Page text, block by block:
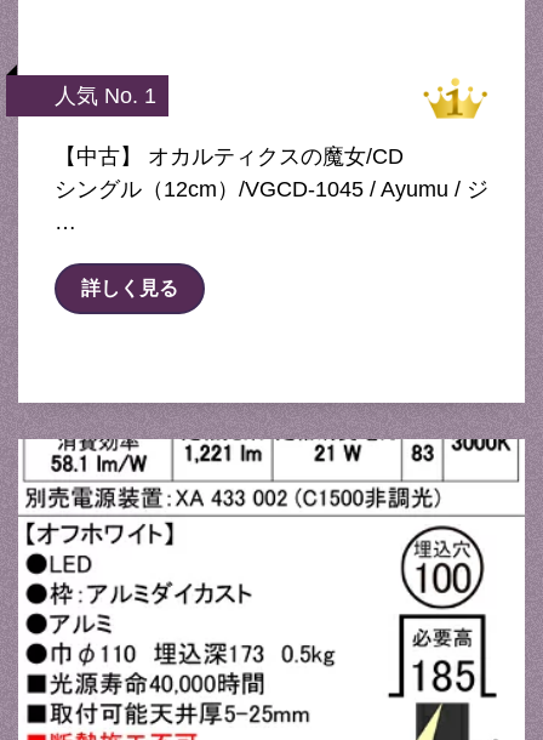
人気 No. 1
【中古】 オカルティクスの魔女/CD
シングル（12cm）/VGCD-1045 / Ayumu / ジ
…
詳しく見る